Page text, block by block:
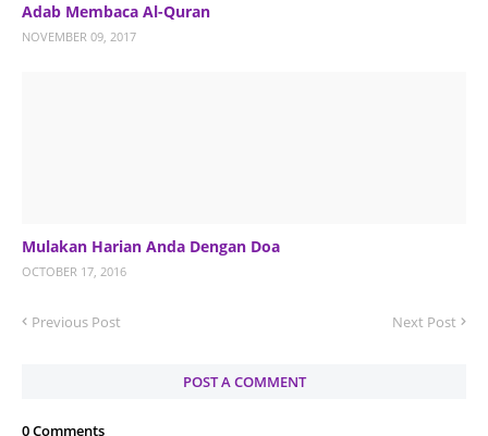
Adab Membaca Al-Quran
NOVEMBER 09, 2017
Mulakan Harian Anda Dengan Doa
OCTOBER 17, 2016
Previous Post Next Post
POST A COMMENT
0 Comments